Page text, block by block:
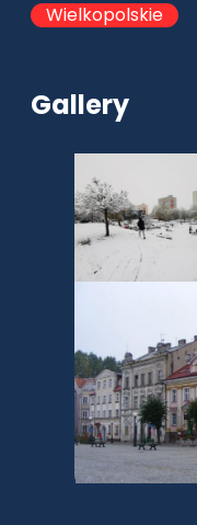
Wielkopolskie
Gallery